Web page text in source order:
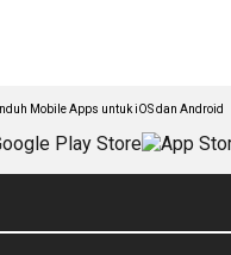
Mobile Apps untuk iOS dan Android